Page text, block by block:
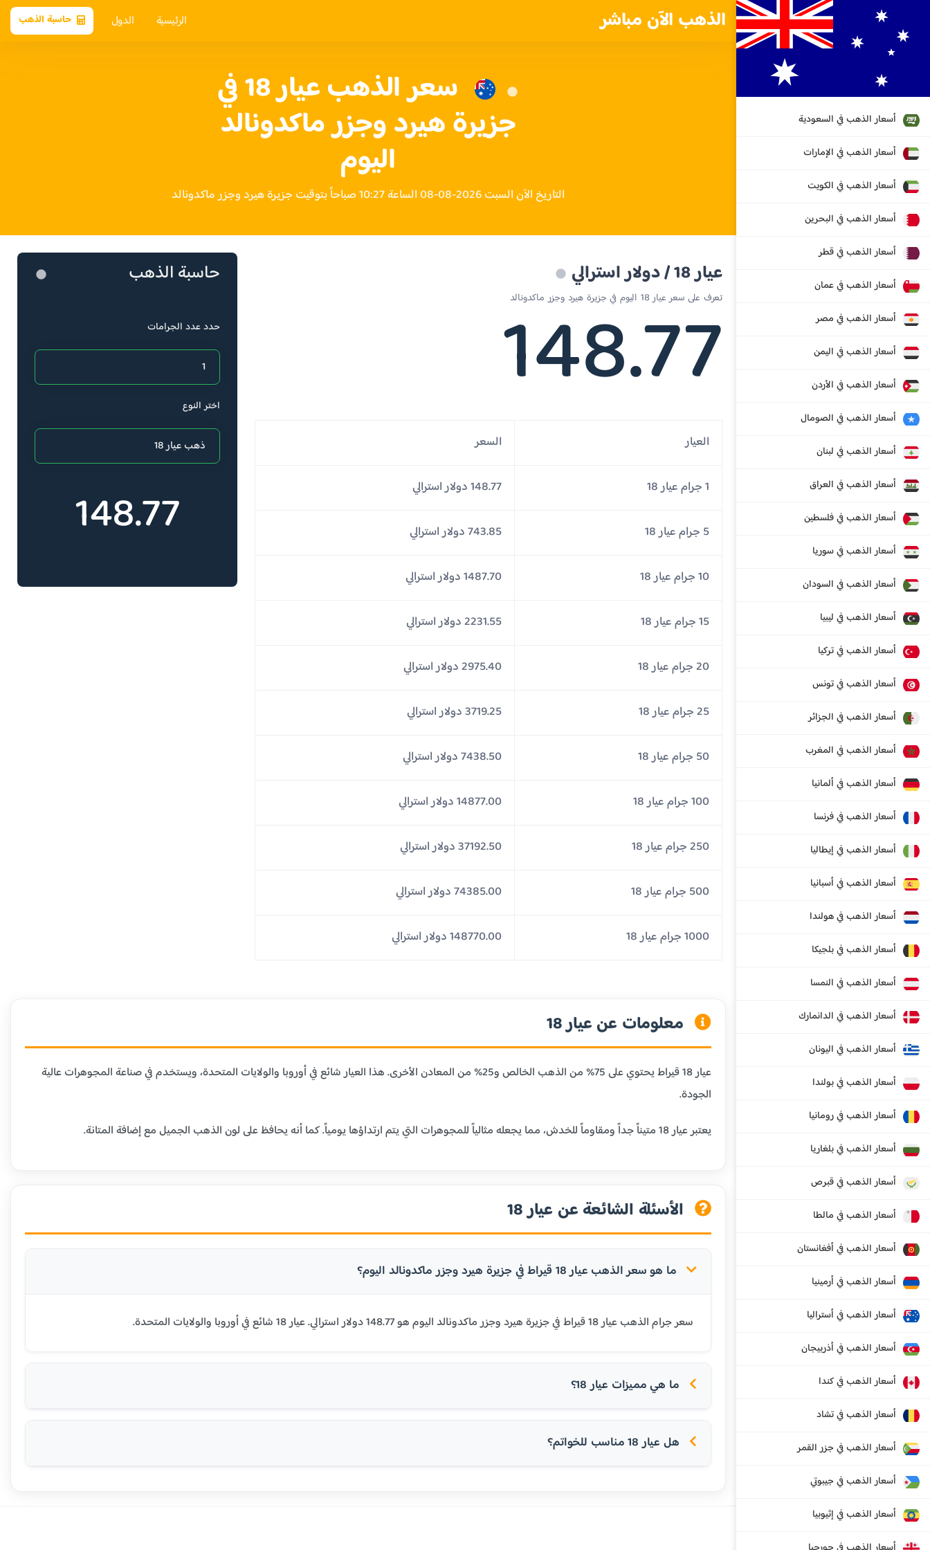
الذهب الآن مباشر الرئيسية الدول حاسبة الذهب
أسعار الذهب في السعودية
أسعار الذهب في الإمارات
أسعار الذهب في الكويت
أسعار الذهب في البحرين
أسعار الذهب في قطر
أسعار الذهب في عمان
أسعار الذهب في مصر
أسعار الذهب في اليمن
أسعار الذهب في الأردن
أسعار الذهب في الصومال
أسعار الذهب في لبنان
أسعار الذهب في العراق
أسعار الذهب في فلسطين
أسعار الذهب في سوريا
أسعار الذهب في السودان
أسعار الذهب في ليبيا
أسعار الذهب في تركيا
أسعار الذهب في تونس
أسعار الذهب في الجزائر
أسعار الذهب في المغرب
أسعار الذهب في ألمانيا
أسعار الذهب في فرنسا
أسعار الذهب في إيطاليا
أسعار الذهب في أسبانيا
أسعار الذهب في هولندا
أسعار الذهب في بلجيكا
أسعار الذهب في النمسا
أسعار الذهب في الدانمارك
أسعار الذهب في اليونان
أسعار الذهب في بولندا
أسعار الذهب في رومانيا
أسعار الذهب في بلغاريا
أسعار الذهب في قبرص
أسعار الذهب في مالطا
أسعار الذهب في أفغانستان
أسعار الذهب في أرمينيا
أسعار الذهب في أستراليا
أسعار الذهب في أذربيجان
أسعار الذهب في كندا
أسعار الذهب في تشاد
أسعار الذهب في جزر القمر
أسعار الذهب في جيبوتي
أسعار الذهب في إثيوبيا
سعر الذهب عيار 18 في
جزيرة هيرد وجزر ماكدونالد
اليوم
التاريخ الآن السبت 2026-08-08 الساعة 10:27 صباحاً بتوقيت جزيرة هيرد وجزر ماكدونالد
عيار 18 / دولار استرالي
تعرف على سعر عيار 18 اليوم في جزيرة هيرد وجزر ماكدونالد
148.77
العيار السعر
1 جرام عيار 18 148.77 دولار استرالي
5 جرام عيار 18 743.85 دولار استرالي
10 جرام عيار 18 1487.70 دولار استرالي
15 جرام عيار 18 2231.55 دولار استرالي
20 جرام عيار 18 2975.40 دولار استرالي
25 جرام عيار 18 3719.25 دولار استرالي
50 جرام عيار 18 7438.50 دولار استرالي
100 جرام عيار 18 14877.00 دولار استرالي
250 جرام عيار 18 37192.50 دولار استرالي
500 جرام عيار 18 74385.00 دولار استرالي
1000 جرام عيار 18 148770.00 دولار استرالي
حاسبة الذهب
حدد عدد الجرامات
اختر النوع
148.77
معلومات عن عيار 18
عيار 18 قيراط يحتوي على 75% من الذهب الخالص و25% من المعادن الأخرى. هذا العيار شائع في أوروبا والولايات المتحدة، ويستخدم في صناعة المجوهرات عالية
الجودة.
يعتبر عيار 18 متيناً جداً ومقاوماً للخدش، مما يجعله مثالياً للمجوهرات التي يتم ارتداؤها يومياً. كما أنه يحافظ على لون الذهب الجميل مع إضافة المتانة.
الأسئلة الشائعة عن عيار 18
ما هو سعر الذهب عيار 18 قيراط في جزيرة هيرد وجزر ماكدونالد اليوم؟
سعر جرام الذهب عيار 18 قيراط في جزيرة هيرد وجزر ماكدونالد اليوم هو 148.77 دولار استرالي. عيار 18 شائع في أوروبا والولايات المتحدة.
ما هي مميزات عيار 18؟
هل عيار 18 مناسب للخواتم؟